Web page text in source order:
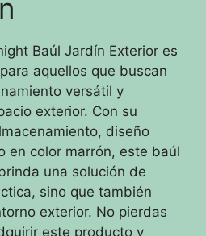
Baúl Jardín Exterior es
aquellos que buscan
versátil y
exterior. Con su
diseño
en color marrón, este baúl
una solución de
sino que también
exterior. No pierdas
este producto y